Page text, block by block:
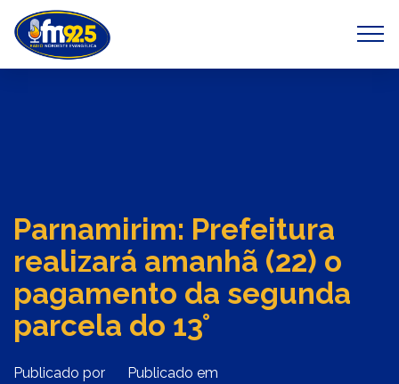
Previous Next
Parnamirim: Prefeitura
realizará amanhã (22) o
pagamento da segunda
parcela do 13°
Publicado por
Publicado em